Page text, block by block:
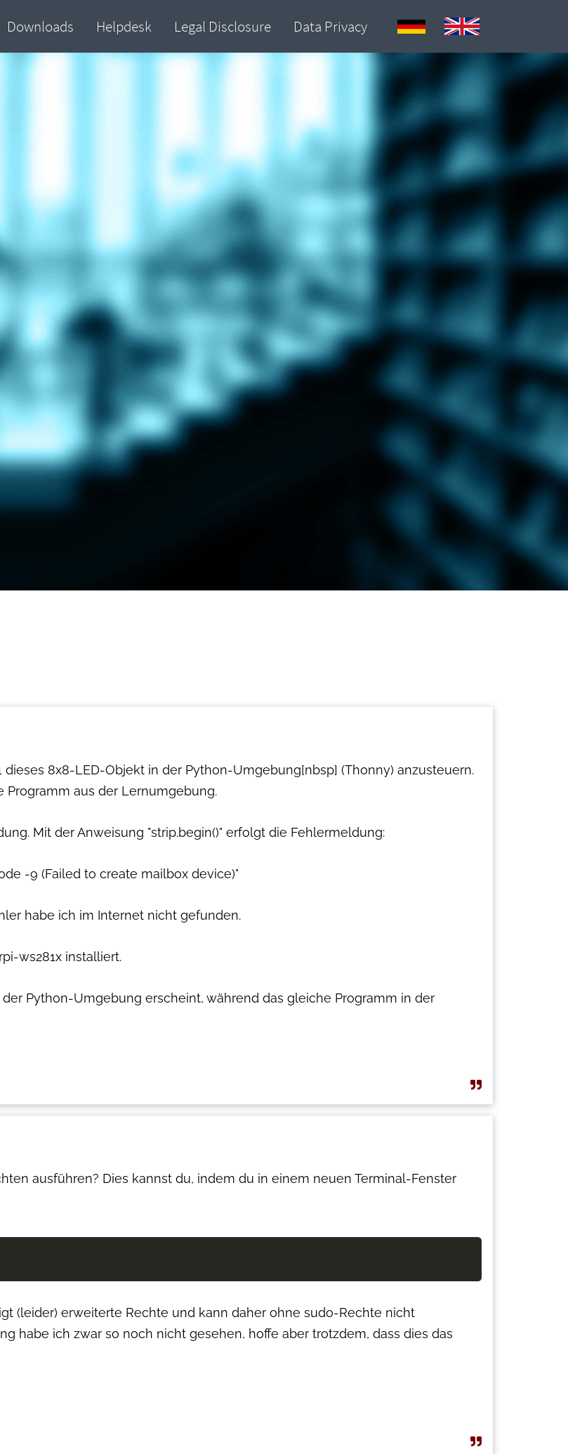
dieses 8x8-LED-Objekt in der Python-Umgebung[nbsp] (Thonny) anzusteuern.
aus der Lernumgebung.
Mit der Anweisung "strip.begin()" erfolgt die Fehlermeldung:
-9 (Failed to create mailbox device)"
habe ich im Internet nicht gefunden.
ws281x installiert.
Python-Umgebung erscheint, während das gleiche Programm in der
ausführen? Dies kannst du, indem du in einem neuen Terminal-Fenster
(leider) erweiterte Rechte und kann daher ohne sudo-Rechte nicht
habe ich zwar so noch nicht gesehen, hoffe aber trotzdem, dass dies das
Downloads Helpdesk Legal Disclosure Data Privacy